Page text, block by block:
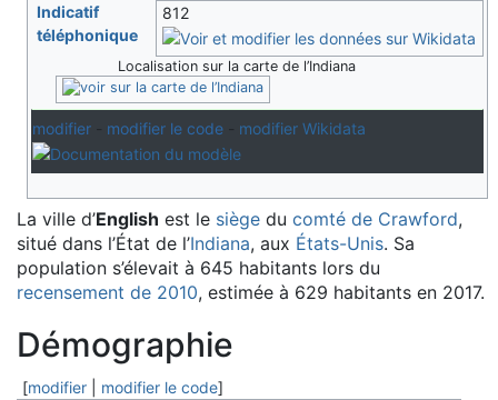
Indicatif
téléphonique
812
Localisation sur la carte de l’Indiana
modifier- modifier le code- modifier Wikidata
La ville d’English est le siège du comté de Crawford,
situé dans l’État de l’Indiana, aux États-Unis. Sa
population s’élevait à 645 habitants lors du
recensement de 2010, estimée à 629 habitants en 2017.
Démographie
[modifier modifier le code]